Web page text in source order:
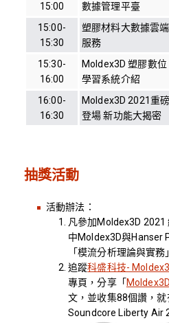
15:00
數據管理平臺
15:00-
15:30
塑膠材料大數據雲端
服務
15:30-
16:00
Moldex3D 塑膠數位
學習系統介紹
16:00-
16:30
Moldex3D 2021重磅
登場 新功能大揭密
抽獎活動
活動辦法：
凡參加Moldex3D
中Moldex3D與Hanser
「模流分析理論與實
追蹤科盛科技-
專頁，分享「
文，並收集88個讚，
Soundcore Liberty Air